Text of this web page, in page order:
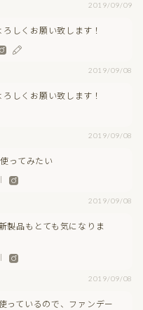
2019/09/09
しくお願い致します！
2019/09/08
しくお願い致します！
2019/09/08
ってみたい
2019/09/08
製品もとても気になりま
2019/09/08
っているので、ファンデー